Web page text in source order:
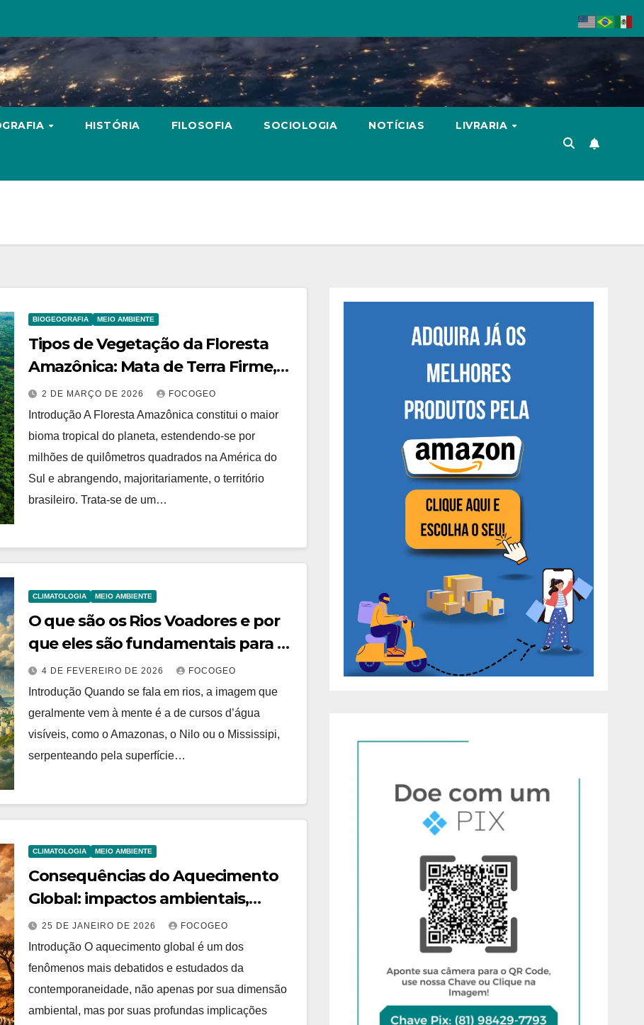
HISTÓRIA FILOSOFIA SOCIOLOGIA NOTÍCIAS LIVRARIA
BIOGEOGRAFIA MEIO AMBIENTE
Tipos de Vegetação da Floresta
Amazônica: Mata de Terra Firme,
Mata de Várzea e Mata de Igapó
2 DE MARÇO DE 2026 FOCOGEO
Introdução A Floresta Amazônica constitui o maior
bioma tropical do planeta, estendendo-se por
milhões de quilômetros quadrados na América do
Sul e abrangendo, majoritariamente, o território
brasileiro. Trata-se de um…
CLIMATOLOGIA MEIO AMBIENTE
O que são os Rios Voadores e por
que eles são fundamentais para o
clima da América do Sul?
4 DE FEVEREIRO DE 2026 FOCOGEO
Introdução Quando se fala em rios, a imagem que
geralmente vem à mente é a de cursos d’água
visíveis, como o Amazonas, o Nilo ou o Mississipi,
serpenteando pela superfície…
CLIMATOLOGIA MEIO AMBIENTE
Consequências do Aquecimento
Global: impactos ambientais,
sociais, econômicos e geopolíticos
no século XXI
25 DE JANEIRO DE 2026 FOCOGEO
Introdução O aquecimento global é um dos
fenômenos mais debatidos e estudados da
contemporaneidade, não apenas por sua dimensão
ambiental, mas por suas profundas implicações